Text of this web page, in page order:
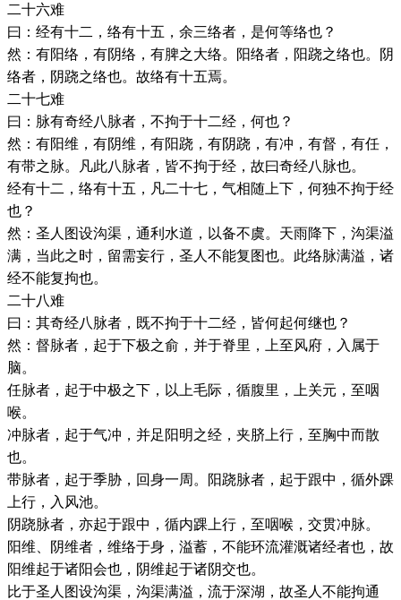
二十六难
曰：经有十二，络有十五，余三络者，是何等络也？
然：有阳络，有阴络，有脾之大络。阳络者，阳跷之络也。阴
络者，阴跷之络也。故络有十五焉。
二十七难
曰：脉有奇经八脉者，不拘于十二经，何也？
然：有阳维，有阴维，有阳跷，有阴跷，有冲，有督，有任，
有带之脉。凡此八脉者，皆不拘于经，故曰奇经八脉也。
经有十二，络有十五，凡二十七，气相随上下，何独不拘于经
也？
然：圣人图设沟渠，通利水道，以备不虞。天雨降下，沟渠溢
满，当此之时，留需妄行，圣人不能复图也。此络脉满溢，诸
经不能复拘也。
二十八难
曰：其奇经八脉者，既不拘于十二经，皆何起何继也？
然：督脉者，起于下极之俞，并于脊里，上至风府，入属于
脑。
任脉者，起于中极之下，以上毛际，循腹里，上关元，至咽
喉。
冲脉者，起于气冲，并足阳明之经，夹脐上行，至胸中而散
也。
带脉者，起于季胁，回身一周。阳跷脉者，起于跟中，循外踝
上行，入风池。
阴跷脉者，亦起于跟中，循内踝上行，至咽喉，交贯冲脉。
阳维、阴维者，维络于身，溢蓄，不能环流灌溉诸经者也，故
阳维起于诸阳会也，阴维起于诸阴交也。
比于圣人图设沟渠，沟渠满溢，流于深湖，故圣人不能拘通